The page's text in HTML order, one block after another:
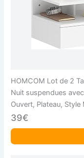
HOMCOM Lot de 2
Nuit suspendues
Ouvert, Plateau,
35 x 32 x 22,5 cm,
39€